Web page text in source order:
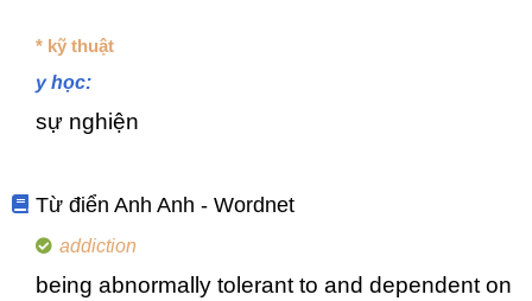
* kỹ thuật
y học:
sự nghiện
Từ điển Anh Anh - Wordnet
addiction
being abnormally tolerant to and dependent on